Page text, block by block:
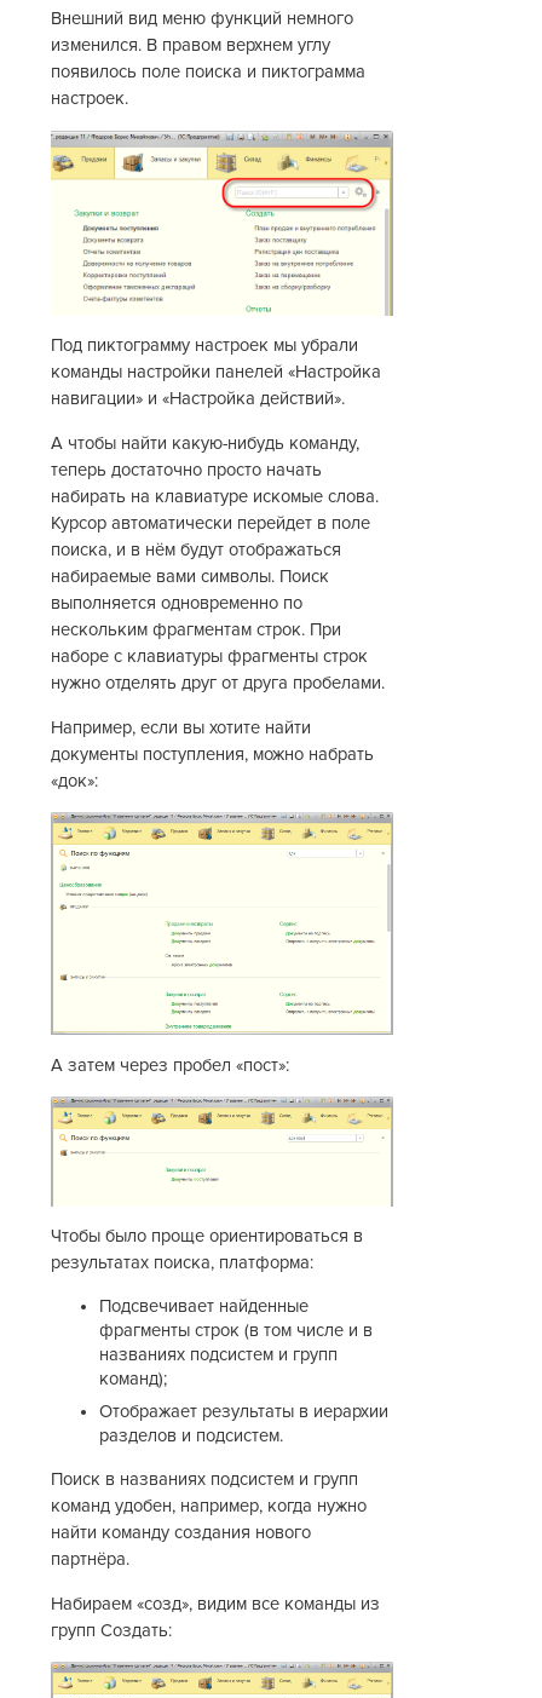
Внешний вид меню функций немного
изменился. В правом верхнем углу
появилось поле поиска и пиктограмма
настроек.
Под пиктограмму настроек мы убрали
команды настройки панелей «Настройка
навигации» и «Настройка действий».
А чтобы найти какую-нибудь команду,
теперь достаточно просто начать
набирать на клавиатуре искомые слова.
Курсор автоматически перейдет в поле
поиска, и в нём будут отображаться
набираемые вами символы. Поиск
выполняется одновременно по
нескольким фрагментам строк. При
наборе с клавиатуры фрагменты строк
нужно отделять друг от друга пробелами.
Например, если вы хотите найти
документы поступления, можно набрать
«док»:
А затем через пробел «пост»:
Чтобы было проще ориентироваться в
результатах поиска, платформа:
Подсвечивает найденные
фрагменты строк (в том числе и в
названиях подсистем и групп
команд);
Отображает результаты в иерархии
разделов и подсистем.
Поиск в названиях подсистем и групп
команд удобен, например, когда нужно
найти команду создания нового
партнёра.
Набираем «созд», видим все команды из
групп Создать: